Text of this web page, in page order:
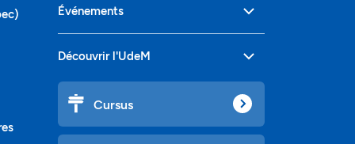
Événements
Découvrir l'UdeM
Cursus